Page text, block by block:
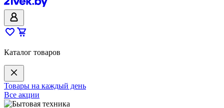
Каталог товаров
Товары на каждый день
Все акции